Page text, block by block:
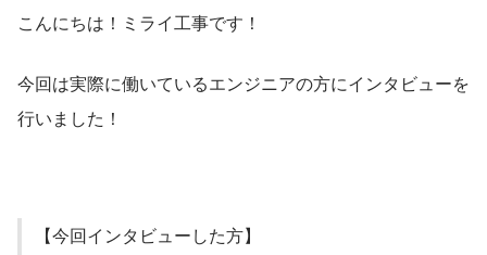
こんにちは！ミライ工事です！
今回は実際に働いているエンジニアの方にインタビューを
行いました！
【今回インタビューした方】